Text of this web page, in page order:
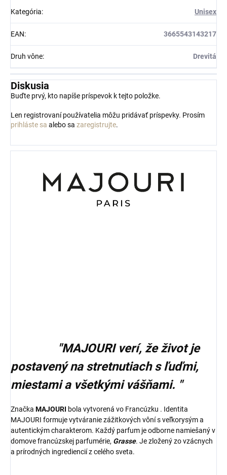
Kategória: Unisex
EAN: 3665543143217
Druh vône: Drevitá
Diskusia
Buďte prvý, kto napíše príspevok k tejto položke.
Len registrovaní používatelia môžu pridávať príspevky. Prosím
prihláste sa alebo sa zaregistrujte.
"MAJOURI verí, že život je
postavený na stretnutiach s ľuďmi,
miestami a všetkými vášňami. "
Značka MAJOURI bola vytvorená vo Francúzku . Identita
MAJOURI formuje vytváranie zážitkových vôní s veľkorysým a
autentickým charakterom. Každý parfum je odborne namiešaný v
domove francúzskej parfumérie, Grasse. Je zložený zo vzácnych
a prírodných ingrediencií z celého sveta.